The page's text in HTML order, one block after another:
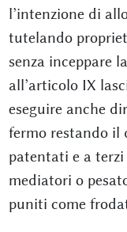
l’intenzione di
tutelando
senza inceppare
all’articolo IX
eseguire anche
fermo restando il
patentati e a
mediatori o
puniti come